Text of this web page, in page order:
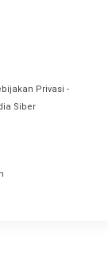
Privasi
Siber